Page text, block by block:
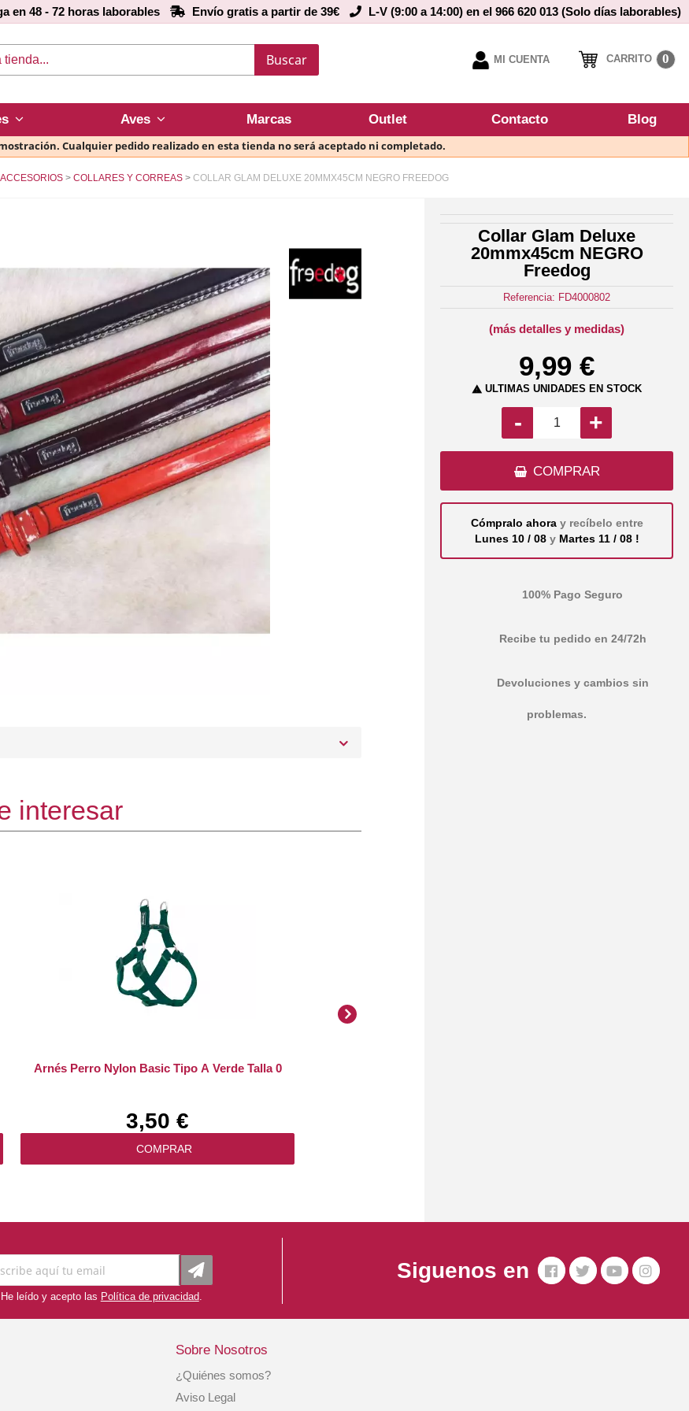
en 48 - 72 horas laborables Envío gratis a partir de 39€ L-V (9:00 a 14:00) en el 966 620 013 (Solo días laborables)
Buscar MI CUENTA CARRITO 0
Aves Marcas Outlet Contacto Blog
Cualquier pedido realizado en esta tienda no será aceptado ni completado.
ACCESORIOS COLLARES Y CORREAS COLLAR GLAM DELUXE 20MMX45CM NEGRO FREEDOG
Collar Glam Deluxe
20mmx45cm NEGRO
Freedog
Referencia: FD4000802
(más detalles y medidas)
9,99 €
 ÚLTIMAS UNIDADES EN STOCK
- +
COMPRAR
Cómpralo ahora y recíbelo entre
Lunes 10 / 08 y Martes 11 / 08 !
100% Pago Seguro
Recibe tu pedido en 24/72h
Devoluciones y cambios sin
problemas.
interesar
Arnés Perro Nylon Basic Tipo A Verde Talla 0
3,50 €
COMPRAR
Collar Perro Nylon Basic Verde Talla 4
He leído y acepto las Política de privacidad.
Siguenos en
Sobre Nosotros
¿Quiénes somos?
Aviso Legal